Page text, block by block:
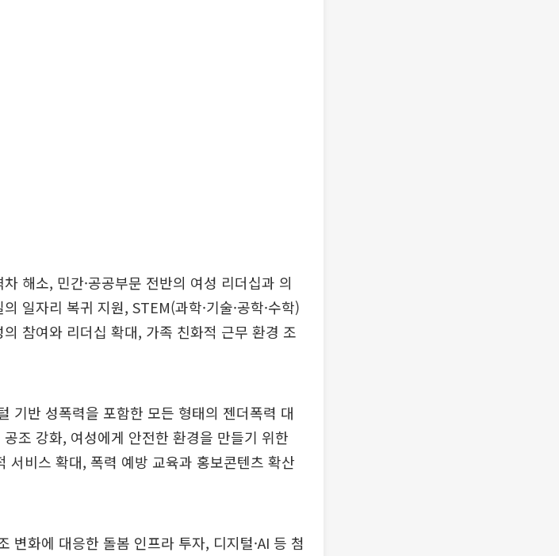
해소, 민간·공공부문 전반의 여성 리더십과 의
일자리 복귀 지원, STEM(과학·기술·공학·수학)
참여와 리더십 확대, 가족 친화적 근무 환경 조
기반 성폭력을 포함한 모든 형태의 젠더폭력 대
조 강화, 여성에게 안전한 환경을 만들기 위한
서비스 확대, 폭력 예방 교육과 홍보콘텐츠 확산
변화에 대응한 돌봄 인프라 투자, 디지털·AI 등 첨